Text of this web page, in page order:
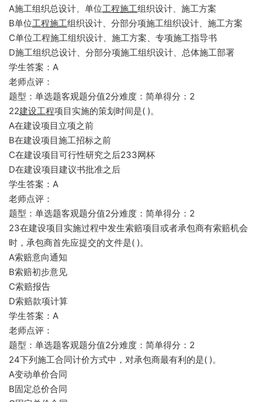
A施工组织总设计、单位工程施工组织设计、施工方案
B单位工程施工组织设计、分部分项施工组织设计、施工方案
C单位工程施工组织设计、施工方案、专项施工指导书
D施工组织总设计、分部分项施工组织设计、总体施工部署
学生答案：A
老师点评：
题型：单选题客观题分值2分难度：简单得分：2
22建设工程项目实施的策划时间是( )。
A在建设项目立项之前
B在建设项目施工招标之前
C在建设项目可行性研究之后233网杯
D在建设项目建议书批准之后
学生答案：A
老师点评：
题型：单选题客观题分值2分难度：简单得分：2
23在建设项目实施过程中发生索赔项目或者承包商有索赔机会
时，承包商首先应提交的文件是( )。
A索赔意向通知
B索赔初步意见
C索赔报告
D索赔款项计算
学生答案：A
老师点评：
题型：单选题客观题分值2分难度：简单得分：2
24下列施工合同计价方式中，对承包商最有利的是( )。
A变动单价合同
B固定总价合同